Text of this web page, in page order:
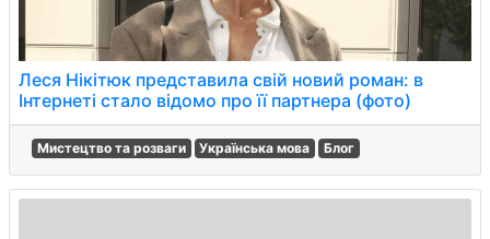
Леся Нікітюк представила свій новий роман: в
Інтернеті стало відомо про її партнера (фото)
Мистецтво та розваги Українська мова Блог